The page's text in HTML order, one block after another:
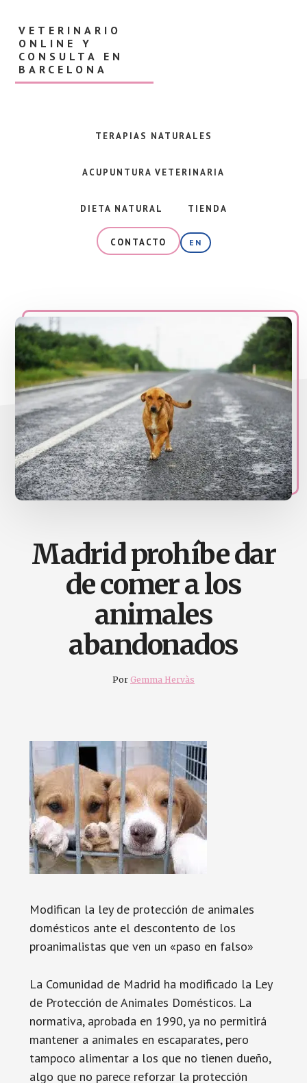
main
content
footerVETERINARIO
ONLINE Y
CONSULTA EN
BARCELONA
naturales
Acupuntura,
homeopatia,
Ortomolcular
TERAPIAS NATURALES
ACUPUNTURA VETERINARIA
DIETA NATURAL TIENDA
CONTACTO EN
Madrid prohíbe dar
de comer a los
animales
abandonados
Por Gemma Hervàs
Modifican la ley de protección de animales
domésticos ante el descontento de los
proanimalistas que ven un «paso en falso»
La Comunidad de Madrid ha modificado la Ley
de Protección de Animales Domésticos. La
normativa, aprobada en 1990, ya no permitirá
mantener a animales en escaparates, pero
tampoco alimentar a los que no tienen dueño,
algo que no parece reforzar la protección